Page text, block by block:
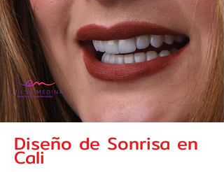
Diseño de Sonrisa en
Cali